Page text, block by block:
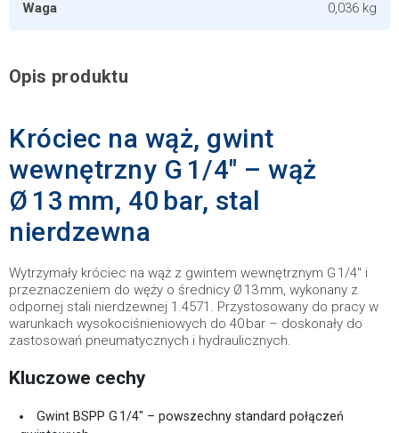
Waga 0,036 kg
Opis produktu
Króciec na wąż, gwint
wewnętrzny G 1/4" – wąż
Ø 13 mm, 40 bar, stal
nierdzewna
Wytrzymały króciec na wąż z gwintem wewnętrznym G 1/4" i
przeznaczeniem do węży o średnicy Ø 13 mm, wykonany z
odpornej stali nierdzewnej 1.4571. Przystosowany do pracy w
warunkach wysokociśnieniowych do 40 bar – doskonały do
zastosowań pneumatycznych i hydraulicznych.
Kluczowe cechy
Gwint BSPP G 1/4" – powszechny standard połączeń